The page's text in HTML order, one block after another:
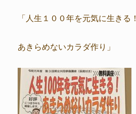
「人生１００年を元気に生きる！
あきらめないカラダ作り」